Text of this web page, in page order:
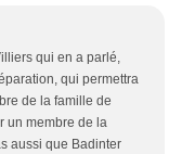
qui en a parlé,
qui permettra
de la famille de
un membre de la
aussi que Badinter